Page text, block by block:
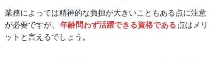
業務によっては精神的な負担が大きいこともある点に注意
が必要ですが、 年齢問わず活躍できる資格である 点はメリ
ットと言えるでしょう。